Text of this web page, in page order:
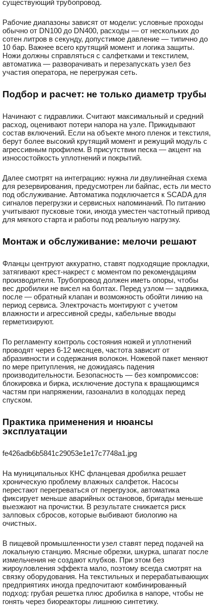
существующий трубопровод.
Рабочие диапазоны зависят от модели: условные проходы
обычно от DN100 до DN400, расходы — от нескольких до
сотен литров в секунду, допустимое давление — типично до
10 бар. Важнее всего крутящий момент и логика защиты.
Ножи должны справляться с салфетками и текстилем,
автоматика — разворачивать и перезапускать узел без
участия оператора, не перегружая сеть.
Подбор и расчет: не только диаметр трубы
Начинают с гидравлики. Считают максимальный и средний
расход, оценивают потери напора на узле. Прикидывают
состав включений. Если на объекте много пленок и текстиля,
берут более высокий крутящий момент и режущий модуль с
агрессивным профилем. В присутствии песка — акцент на
износостойкость уплотнений и покрытий.
Далее смотрят на интеграцию: нужна ли двулинейная схема
для резервирования, предусмотрен ли байпас, есть ли место
под обслуживание. Автоматика подключается к SCADA для
сигналов перегрузки и сервисных напоминаний. По питанию
учитывают пусковые токи, иногда уместен частотный привод
для мягкого старта и работы под реальную нагрузку.
Монтаж и обслуживание: мелочи решают
Фланцы центруют аккуратно, ставят подходящие прокладки,
затягивают крест-накрест с моментом по рекомендациям
производителя. Трубопровод должен иметь опоры, чтобы
вес дробилки не висел на болтах. Перед узлом — задвижка,
после — обратный клапан и возможность обойти линию на
период сервиса. Электрочасть монтируют с учетом
влажности и агрессивной среды, кабельные вводы
герметизируют.
По регламенту контроль состояния ножей и уплотнений
проводят через 6-12 месяцев, частота зависит от
абразивности и содержания волокон. Ножевой пакет меняют
по мере притупления, не дожидаясь падения
производительности. Безопасность — без компромиссов:
блокировка и бирка, исключение доступа к вращающимся
частям при напряжении, газоанализ в колодцах перед
спуском.
Практика применения и нюансы
эксплуатации
fe426adb6b5841c29053e1e17c7748a1.jpg
На муниципальных КНС фланцевая дробилка решает
хроническую проблему влажных салфеток. Насосы
перестают перегреваться от перегрузок, автоматика
фиксирует меньше аварийных остановов, бригады меньше
выезжают на прочистки. В результате снижается риск
залповых сбросов, которые выбивают биологию на
очистных.
В пищевой промышленности узел ставят перед подачей на
локальную станцию. Мясные обрезки, шкурка, шпагат после
измельчения не создают клубков. При этом без
жироуловления эффекта мало, поэтому всегда смотрят на
связку оборудования. На текстильных и перерабатывающих
предприятиях иногда предпочитают комбинированный
подход: грубая решетка плюс дробилка в напоре, чтобы не
гонять через биореакторы лишнюю синтетику.